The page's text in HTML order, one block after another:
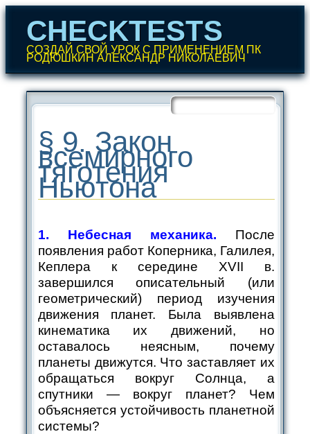
CHECKTESTS
СОЗДАЙ СВОЙ УРОК С ПРИМЕНЕНИЕМ ПК
РОДЮШКИН АЛЕКСАНДР НИКОЛАЕВИЧ
Главное меню
Перейти
к
§ 9. Закон
всемирного
тяготения
Ньютона
1. Небесная механика. После
появления работ Коперника, Галилея,
Кеплера к середине XVII в.
завершился описательный (или
геометрический) период изучения
движения планет. Была выявлена
кинематика их движений, но
оставалось неясным, почему
планеты движутся. Что заставляет их
обращаться вокруг Солнца, а
спутники — вокруг планет? Чем
объясняется устойчивость планетной
системы?